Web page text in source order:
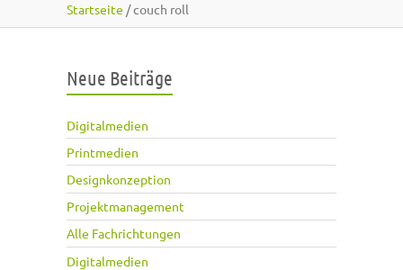
Startseite / couch roll
Neue Beiträge
Digitalmedien
Printmedien
Designkonzeption
Projektmanagement
Alle Fachrichtungen
Digitalmedien